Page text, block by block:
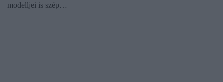
modelljei is szép…